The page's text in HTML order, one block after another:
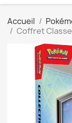
Accueil
Coffret